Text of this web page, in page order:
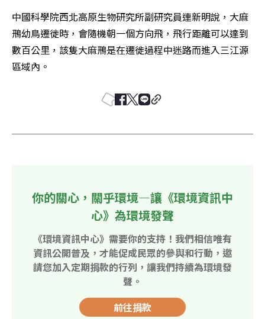
中國科學院西北高原生物研究所副研究員連新明說，大麻
鳽幼鳥遷徙時，會隨機朝一個方向飛，飛行距離可以達到
數百公里，該隻大麻鳽是在遷徙過程中迷路而進入三江源
區域內。
你的關心，關乎環境—讓《環境資訊中
心》為環境發聲
《環境資訊中心》需要你的支持！我們相信唯有
資訊公開普及，才能促成民眾的參與和行動，邀
請您加入定期捐款的行列，讓我們持續為環境發
聲。
前往捐款